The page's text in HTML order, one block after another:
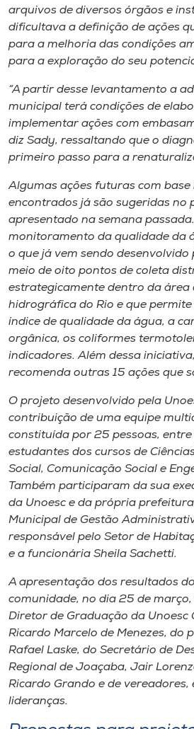
arquivos de diversos órgãos e
dificultava a definição de ações
para a melhoria das condições
para a exploração do seu
“A partir desse levantamento a
municipal terá condições de
implementar ações com
diz Sady, ressaltando que o
primeiro passo para a
Algumas ações futuras com base
encontrados já são sugeridas no
apresentado na semana
monitoramento da qualidade da
o que já vem sendo desenvolvido
meio de oito pontos de coleta
estrategicamente dentro da área
hidrográfica do Rio e que
índice de qualidade da água, a
orgânica, os coliformes
indicadores. Além dessa
recomenda outras 15 ações que
O projeto desenvolvido pela
contribuição de uma equipe
constituída por 25 pessoas,
estudantes dos cursos de
Social, Comunicação Social e
Também participaram da sua
da Unoesc e da própria
Municipal de Gestão
responsável pelo Setor de
e a funcionária Sheila Sachetti.
A apresentação dos resultados
comunidade, no dia 25 de
Diretor de Graduação da Unoesc
Ricardo Marcelo de Menezes, do
Rafael Laske, do Secretário de
Regional de Joaçaba, Jair
Ricardo Grando e de vereadores,
lideranças.